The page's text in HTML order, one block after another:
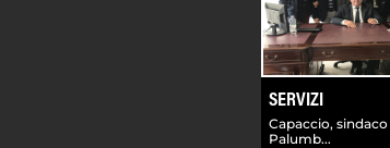
SERVIZI
Capaccio,
Palumb...